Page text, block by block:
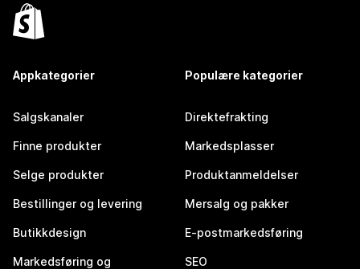
Appkategorier
Salgskanaler
Finne produkter
Selge produkter
Bestillinger og levering
Butikkdesign
Markedsføring og
Populære kategorier
Direktefrakting
Markedsplasser
Produktanmeldelser
Mersalg og pakker
E-postmarkedsføring
SEO